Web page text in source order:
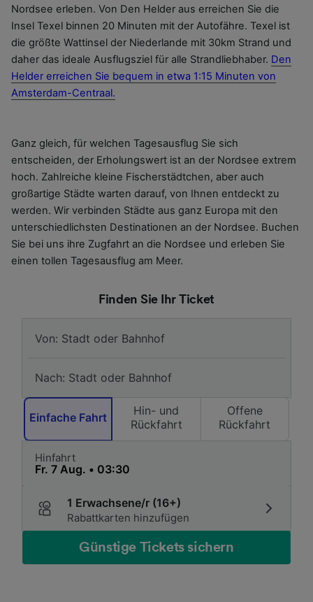
Nordsee erleben. Von Den Helder aus erreichen Sie die
Insel Texel binnen 20 Minuten mit der Autofähre. Texel ist
die größte Wattinsel der Niederlande mit 30km Strand und
daher das ideale Ausflugsziel für alle Strandliebhaber. Den
Helder erreichen Sie bequem in etwa 1:15 Minuten von
Amsterdam-Centraal.
Ganz gleich, für welchen Tagesausflug Sie sich
entscheiden, der Erholungswert ist an der Nordsee extrem
hoch. Zahlreiche kleine Fischerstädtchen, aber auch
großartige Städte warten darauf, von Ihnen entdeckt zu
werden. Wir verbinden Städte aus ganz Europa mit den
unterschiedlichsten Destinationen an der Nordsee. Buchen
Sie bei uns ihre Zugfahrt an die Nordsee und erleben Sie
einen tollen Tagesausflug am Meer.
Finden Sie Ihr Ticket
Einfache Fahrt
Hin- und
Rückfahrt
Offene
Rückfahrt
Hinfahrt
1 Erwachsene/r (16+)
Rabattkarten hinzufügen
Günstige Tickets sichern